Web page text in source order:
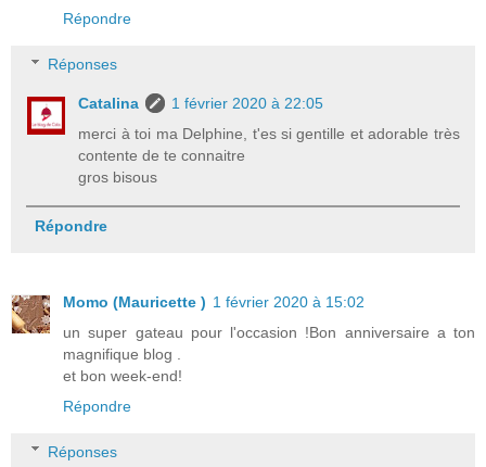
Répondre
Réponses
Catalina
1 février 2020 à 22:05
merci à toi ma Delphine, t'es si gentille et adorable très
contente de te connaitre
gros bisous
Répondre
Momo (Mauricette ) 1 février 2020 à 15:02
un super gateau pour l'occasion !Bon anniversaire a ton
magnifique blog .
et bon week-end!
Répondre
Réponses